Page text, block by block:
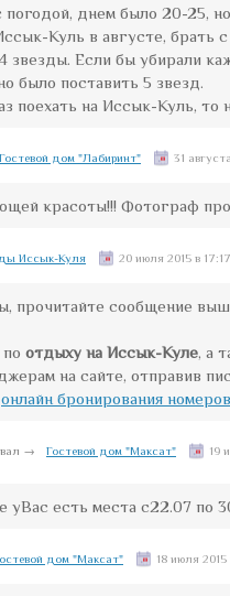
погодой, днем было 20-25,
Куль в августе, брать
Если бы убирали
было поставить 5 звезд.
поехать на Иссык-Куль, то
Гостевой дом "Лабиринт" 31
красоты!!! Фотограф
Иссык-Куля 20 июля 2015 в 17:17
прочитайте сообщение
отдыху на Иссык-Куле, а
на сайте, отправив
онлайн бронирования номеров
→ Гостевой дом "Максат" 19
уВас есть места с22.07 по
дом "Максат" 18 июля 2015